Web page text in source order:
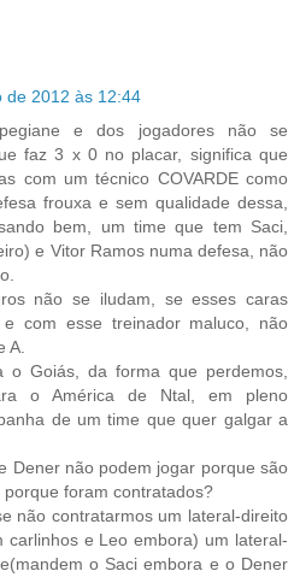
de 2012 às 12:44
e dos jogadores não se
faz 3 x 0 no placar, significa que
com um técnico COVARDE como
frouxa e sem qualidade dessa,
bem, um time que tem Saci,
e Vitor Ramos numa defesa, não
não se iludam, se esses caras
e com esse treinador maluco, não
A.
o Goiás, da forma que perdemos,
o América de Ntal, em pleno
de um time que quer galgar a
Dener não podem jogar porque são
foram contratados?
não contratarmos um lateral-direito
carlinhos e Leo embora) um lateral-
o Saci embora e o Dener